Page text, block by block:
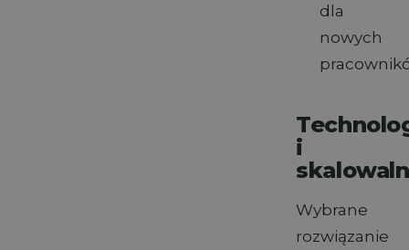
dla
nowych
i
Wybrane
rozwiązanie